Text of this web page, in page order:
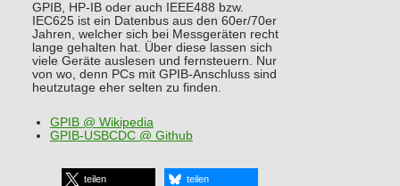
GPIB, HP-IB oder auch IEEE488 bzw.
IEC625 ist ein Datenbus aus den 60er/70er
Jahren, welcher sich bei Messgeräten recht
lange gehalten hat. Über diese lassen sich
viele Geräte auslesen und fernsteuern. Nur
von wo, denn PCs mit GPIB-Anschluss sind
heutzutage eher selten zu finden.
GPIB @ Wikipedia
GPIB-USBCDC @ Github
teilen teilen